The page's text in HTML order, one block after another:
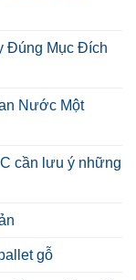
Đúng Mục Đích
Nước Một
cần lưu ý những
gỗ